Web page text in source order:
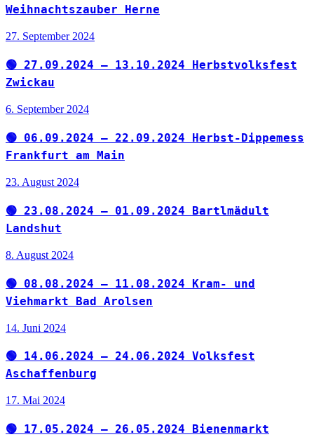
Weihnachtszauber Herne
27. September 2024
🟢 27.09.2024 – 13.10.2024 Herbstvolksfest
Zwickau
6. September 2024
🟢 06.09.2024 – 22.09.2024 Herbst-Dippemess
Frankfurt am Main
23. August 2024
🟢 23.08.2024 – 01.09.2024 Bartlmädult
Landshut
8. August 2024
🟢 08.08.2024 – 11.08.2024 Kram- und
Viehmarkt Bad Arolsen
14. Juni 2024
🟢 14.06.2024 – 24.06.2024 Volksfest
Aschaffenburg
17. Mai 2024
🟢 17.05.2024 – 26.05.2024 Bienenmarkt